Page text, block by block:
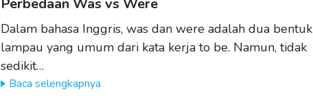
Perbedaan Was vs Were
Dalam bahasa Inggris, was dan were adalah dua bentuk
lampau yang umum dari kata kerja to be. Namun, tidak
sedikit…
Baca selengkapnya